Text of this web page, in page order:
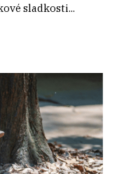
sladkosti...